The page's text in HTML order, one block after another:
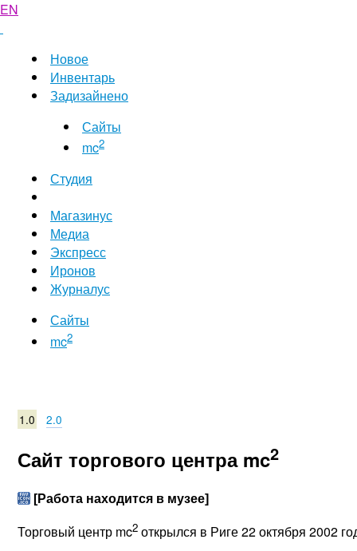
EN
Новое
Инвентарь
Задизайнено
Сайты
mc2
Студия
Магазинус
Медиа
Экспресс
Иронов
Журналус
Сайты
mc2
1.0 2.0
Сайт торгового центра mc2
[Работа находится в музее]
Торговый центр mc2 открылся в Риге 22 октября 2002